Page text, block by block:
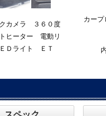
カメラ ３６０度
ヒーター 電動リ
Ｄライト ＥＴ
カー